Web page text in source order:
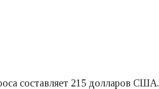
составляет 215 долларов США.